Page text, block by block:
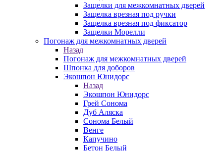
Защелки для межкомнатных дверей
Защелка врезная под ручки
Защелка врезная под фиксатор
Защелки Морелли
Погонаж для межкомнатных дверей
Назад
Погонаж для межкомнатных дверей
Шпонка для доборов
Экошпон Юнидорс
Назад
Экошпон Юнидорс
Грей Сонома
Дуб Аляска
Сонома Белый
Венге
Капучино
Бетон Белый